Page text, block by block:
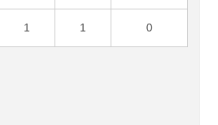
1 1 0